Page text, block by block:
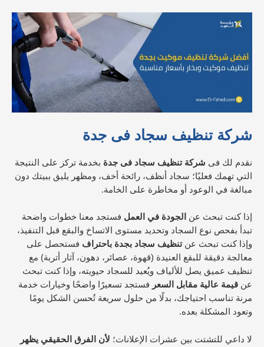
شركة تنظيف سجاد فى جدة
نقدم لك فى شركة تنظيف سجاد فى جدة بخدمة تركز على النتيجة
التي تهمك فعليًا؛ سجاد أنظف، رائحة أخف، ومظهر يليق ببيتك دون
مبالغة في الوعود أو مخاطرة على الخامة.
إذا كنت تبحث عن الجودة في العمل فستجد معنا خطوات واضحة
تبدأ بفحص نوع السجاد وتحديد مستوى الاتساخ والبقع قبل التنفيذ،
وإذا كنت تبحث عنتنظيف سجاد بجدة باحتراف فستحصل على
معالجة دقيقة للبقع العنيدة (قهوة، عصائر، دهون، آثار أتربة) مع
تنظيف عميق يصل للألياف ويُعيد للسجاد حيويته، وإذا كنت تبحث
عن قيمة عالية مقابل السعر فستجد تسعيرًا واضحًا وخيارات خدمة
مرنة تناسب احتياجك، بدلًا من حلول سريعة تُحسن الشكل يومًا
وتعود المشكلة بعده.
لا داعي للتشتت بين عشرات الإعلانات؛ لأن الفرق الحقيقي يظهر